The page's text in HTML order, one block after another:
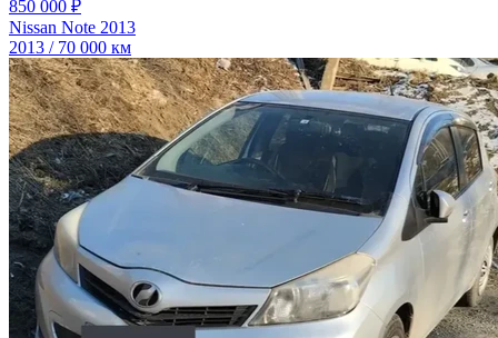
850 000 ₽
Nissan Note 2013
2013 / 70 000 км